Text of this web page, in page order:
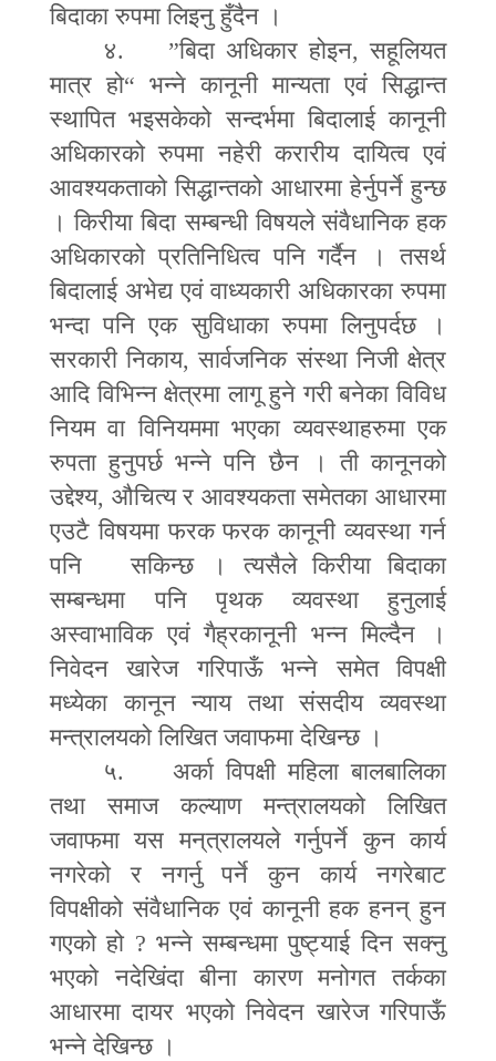
बिदाका रुपमा लिइनु हुँदैन ।
४. ”बिदा अधिकार होइन,सहूलियत
मात्र हो“ भन्ने कानूनी मान्यता एवं सिद्धान्त
स्थापित भइसकेको सन्दर्भमा बिदालाई कानूनी
अधिकारको रुपमा नहेरी करारीय दायित्व एवं
आवश्यकताको सिद्धान्तको आधारमा हेर्नुपर्ने हुन्छ
। किरीया बिदा सम्बन्धी विषयले संवैधानिक हक
अधिकारको प्रतिनिधित्व पनि गर्दैन । तसर्थ
बिदालाई अभेद्य एवं वाध्यकारी अधिकारका रुपमा
भन्दा पनि एक सुविधाका रुपमा लिनुपर्दछ ।
सरकारी निकाय,सार्वजनिक संस्था निजी क्षेत्र
आदि विभिन्न क्षेत्रमा लागू हुने गरी बनेका विविध
नियम वा विनियममा भएका व्यवस्थाहरुमा एक
रुपता हुनुपर्छ भन्ने पनि छैन । ती कानूनको
उद्देश्य, औचित्य र आवश्यकता समेतका आधारमा
एउटै विषयमा फरक फरक कानूनी व्यवस्था गर्न
पनि सकिन्छ । त्यसैले किरीया बिदाका
सम्बन्धमा पनि पृथक व्यवस्था हुनुलाई
अस्वाभाविक एवं गैह्रकानूनी भन्न मिल्दैन ।
निवेदन खारेज गरिपाऊँ भन्ने समेत विपक्षी
मध्येका कानून न्याय तथा संसदीय व्यवस्था
मन्त्रालयको लिखित जवाफमा देखिन्छ ।
५. अर्का विपक्षी महिला बालबालिका
तथा समाज कल्याण मन्त्रालयको लिखित
जवाफमा यस मन्त्रालयले गर्नुपर्ने कुन कार्य
नगरेको र नगर्नु पर्ने कुन कार्य नगरेबाट
विपक्षीको संवैधानिक एवं कानूनी हक हनन् हुन
गएको हो ? भन्ने सम्बन्धमा पुष्ट्याई दिन सक्नु
भएको नदेखिंदा बीना कारण मनोगत तर्कका
आधारमा दायर भएको निवेदन खारेज गरिपाऊँ
भन्ने देखिन्छ ।